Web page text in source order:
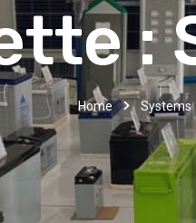
:
Home Systems